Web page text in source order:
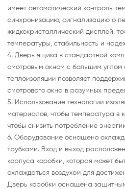
имеет автоматический контроль
синхронизацию, сигнализацию о
жидкокристаллический дисплей,
температуры, стабильность и
4. Дверь ящика в стандартной
смотровым окном с большим углом
теплоизоляции позволяет
смотрового окна в разумных
5. Использование технологии
материалов, чтобы температура в
чтобы снизить потребление
6. Оборудование оснащено
трубками. Вход и выход
корпуса коробки, которая может
охлаждаться воздухом для
Дверь коробки оснащена